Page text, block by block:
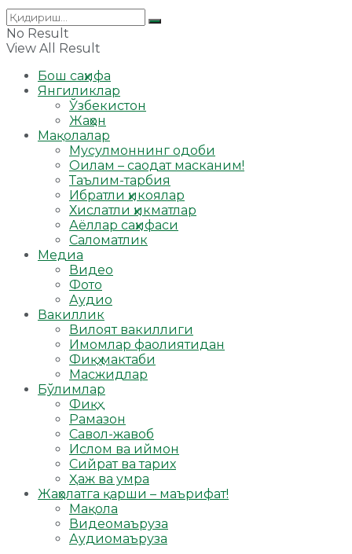
No Result
View All Result
Бош саҳифа
Янгиликлар
Ўзбекистон
Жаҳон
Мақолалар
Мусулмоннинг одоби
Оилам – саодат масканим!
Таълим-тарбия
Ибратли ҳикоялар
Хислатли ҳикматлар
Аёллар саҳифаси
Саломатлик
Медиа
Видео
Фото
Аудио
Вакиллик
Вилоят вакиллиги
Имомлар фаолиятидан
Фиқҳ мактаби
Масжидлар
Бўлимлар
Фиқҳ
Рамазон
Савол-жавоб
Ислом ва иймон
Сийрат ва тарих
Ҳаж ва умра
Жаҳолатга қарши – маърифат!
Мақола
Видеомаъруза
Аудиомаъруза